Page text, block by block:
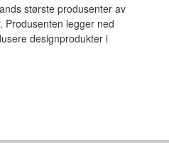
største produsenter av
Produsenten legger ned
designprodukter i